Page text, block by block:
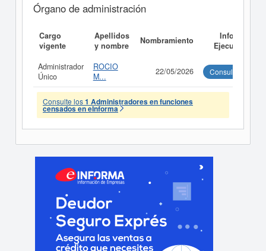
Órgano de administración
Cargo
vigente
Apellidos
y nombre
Nombramiento
Informe
Ejecutivo
Administrador
Único
ROCIO
M...
22/05/2026 Consultar
Consulte los1 Administradores en funciones
censados en eInforma